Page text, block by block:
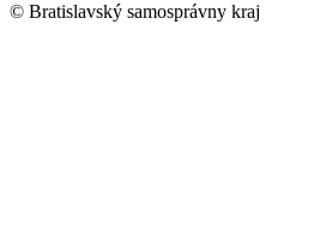
© Bratislavský samosprávny kraj